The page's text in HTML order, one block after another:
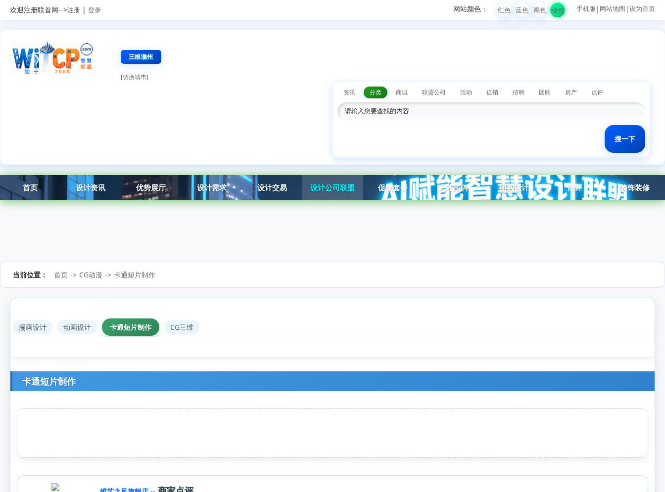
欢迎注册联首网-->注册 | 登录 手机版 | 网站地图 |设为首页
红色 蓝色 褐色 绿色
网站颜色：
三维滁州
[切换城市]
资讯
分类 商城 联盟公司 活动 促销 招聘 团购 房产 点评
首页 设计资讯 优势展厅 设计需求 设计交易 设计公司联盟 促销套餐 人才招聘 团购设计 点评 装饰装修
当前位置： 首页 -> CG动漫 -> 卡通短片制作
漫画设计 动画设计 卡通短片制作 CG三维
卡通短片制作